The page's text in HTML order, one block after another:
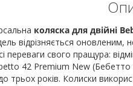
коляска для двійні
відрізняється
переваги свого пращура:
42 Premium New (Бебетто
трьох років. Колиски